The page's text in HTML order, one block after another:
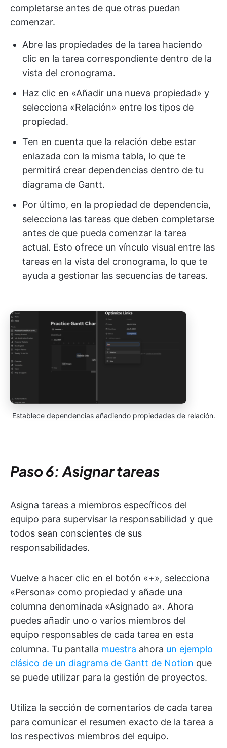
completarse antes de que otras puedan
comenzar.
Abre las propiedades de la tarea haciendo
clic en la tarea correspondiente dentro de la
vista del cronograma.
Haz clic en «Añadir una nueva propiedad» y
selecciona «Relación» entre los tipos de
propiedad.
Ten en cuenta que la relación debe estar
enlazada con la misma tabla, lo que te
permitirá crear dependencias dentro de tu
diagrama de Gantt.
Por último, en la propiedad de dependencia,
selecciona las tareas que deben completarse
antes de que pueda comenzar la tarea
actual. Esto ofrece un vínculo visual entre las
tareas en la vista del cronograma, lo que te
ayuda a gestionar las secuencias de tareas.
Establece dependencias añadiendo propiedades de relación.
Paso 6: Asignar tareas
Asigna tareas a miembros específicos del
equipo para supervisar la responsabilidad y que
todos sean conscientes de sus
responsabilidades.
Vuelve a hacer clic en el botón «+», selecciona
«Persona» como propiedad y añade una
columna denominada «Asignado a». Ahora
puedes añadir uno o varios miembros del
equipo responsables de cada tarea en esta
columna. Tu pantalla muestra ahora un ejemplo
clásico de un diagrama de Gantt de Notion que
se puede utilizar para la gestión de proyectos.
Utiliza la sección de comentarios de cada tarea
para comunicar el resumen exacto de la tarea a
los respectivos miembros del equipo.